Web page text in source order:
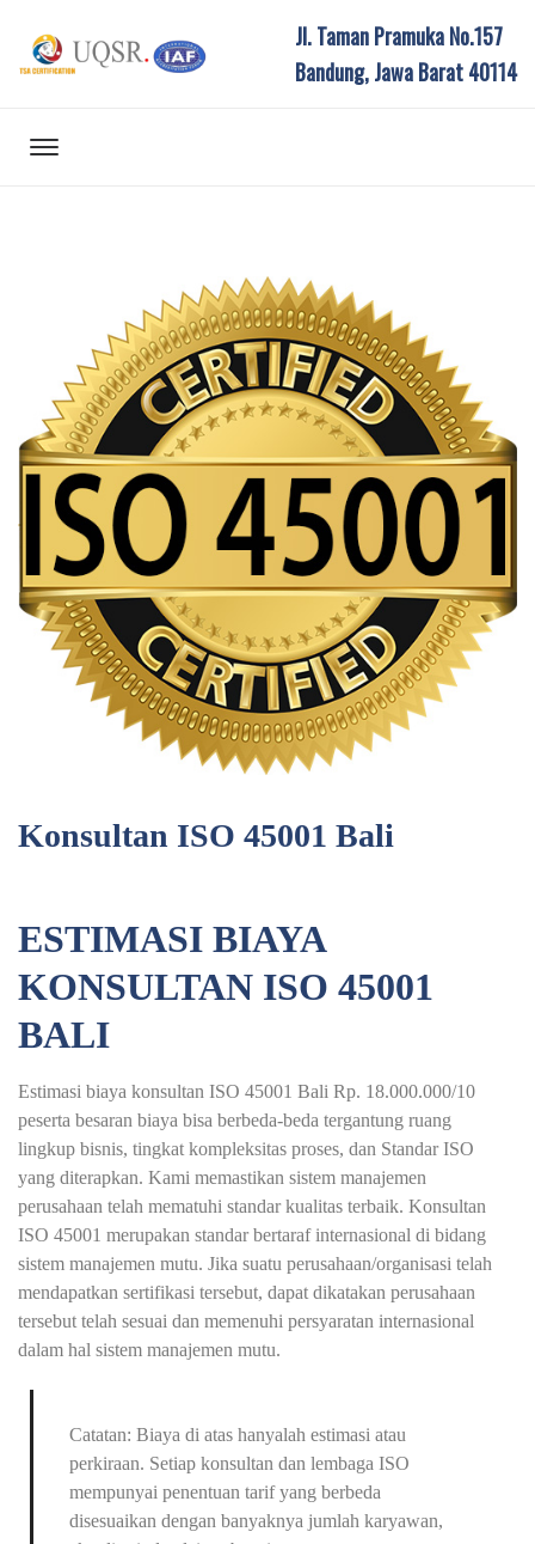
Jl. Taman Pramuka No.157
Bandung, Jawa Barat 40114
Konsultan ISO 45001 Bali
ESTIMASI BIAYA
KONSULTAN ISO 45001
BALI
Estimasi biaya konsultan ISO 45001 Bali Rp. 18.000.000/10
peserta besaran biaya bisa berbeda-beda tergantung ruang
lingkup bisnis, tingkat kompleksitas proses, dan Standar ISO
yang diterapkan. Kami memastikan sistem manajemen
perusahaan telah mematuhi standar kualitas terbaik. Konsultan
ISO 45001 merupakan standar bertaraf internasional di bidang
sistem manajemen mutu. Jika suatu perusahaan/organisasi telah
mendapatkan sertifikasi tersebut, dapat dikatakan perusahaan
tersebut telah sesuai dan memenuhi persyaratan internasional
dalam hal sistem manajemen mutu.
Catatan: Biaya di atas hanyalah estimasi atau
perkiraan. Setiap konsultan dan lembaga ISO
mempunyai penentuan tarif yang berbeda
disesuaikan dengan banyaknya jumlah karyawan,